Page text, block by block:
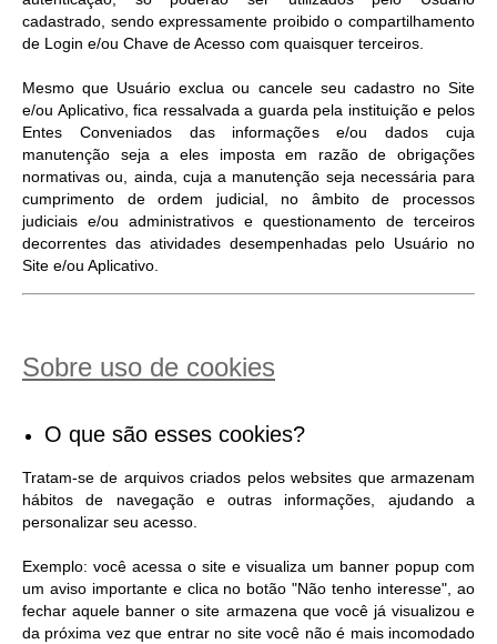
cadastrado, sendo expressamente proibido o compartilhamento
de Login e/ou Chave de Acesso com quaisquer terceiros.
Mesmo que Usuário exclua ou cancele seu cadastro no Site
e/ou Aplicativo, fica ressalvada a guarda pela instituição e pelos
Entes Conveniados das informações e/ou dados cuja
manutenção seja a eles imposta em razão de obrigações
normativas ou, ainda, cuja a manutenção seja necessária para
cumprimento de ordem judicial, no âmbito de processos
judiciais e/ou administrativos e questionamento de terceiros
decorrentes das atividades desempenhadas pelo Usuário no
Site e/ou Aplicativo.
Sobre uso de cookies
O que são esses cookies?
Tratam-se de arquivos criados pelos websites que armazenam
hábitos de navegação e outras informações, ajudando a
personalizar seu acesso.
Exemplo: você acessa o site e visualiza um banner popup com
um aviso importante e clica no botão "Não tenho interesse", ao
fechar aquele banner o site armazena que você já visualizou e
da próxima vez que entrar no site você não é mais incomodado